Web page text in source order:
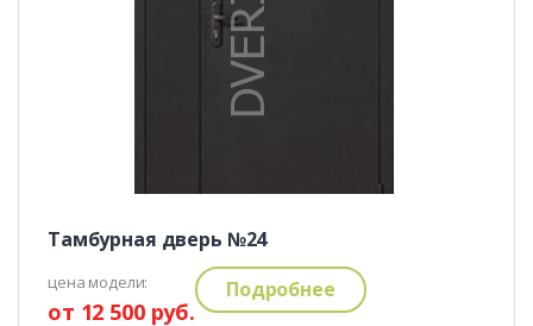
Тамбурная дверь №24
цена модели:
от 12 500 руб.
Подробнее